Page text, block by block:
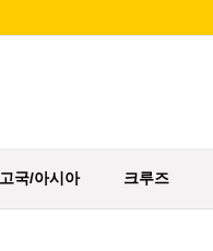
고국/아시아 크루즈